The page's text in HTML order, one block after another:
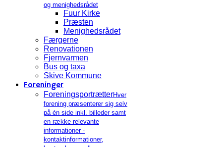
og menighedsrådet
Fuur Kirke
Præsten
Menighedsrådet
Færgerne
Renovationen
Fjernvarmen
Bus og taxa
Skive Kommune
Foreninger
ForeningsportrætterHver
forening præsenterer sig selv
på én side inkl. billeder samt
en række relevante
informationer -
kontaktinformationer,